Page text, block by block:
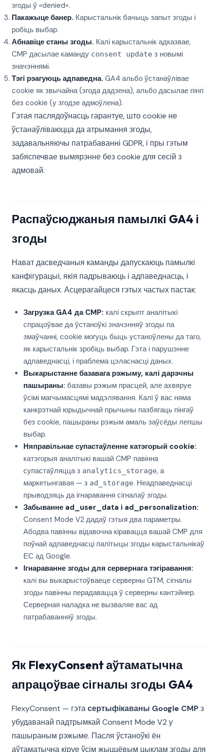
згоды ў «denied».
Пакажыце банер. Карыстальнік бачыць запыт згоды і
робіць выбар.
Абнавіце станы згоды. Калі карыстальнік адказвае,
CMP дасылае каманду consent update з новымі
значэннямі.
Тэгі рэагуюць адпаведна. GA4 альбо ўстанаўлівае
cookie як звычайна (згода дадзена), альбо дасылае пінгі
без cookie (у згодзе адмоўлена).
Гэтая паслядоўнасць гарантуе, што cookie не
ўстанаўліваюцца да атрымання згоды,
задавальняючы патрабаванні GDPR, і пры гэтым
забяспечвае вымярэнне без cookie для сесій з
адмовай.
Распаўсюджаныя памылкі GA4 і
згоды
Нават дасведчаныя каманды дапускаюць памылкі
канфігурацыі, якія падрываюць і адпаведнасць, і
якасць даных. Асцерагайцеся гэтых частых пастак:
Загрузка GA4 да CMP: калі скрыпт аналітыкі
спрацоўвае да ўстаноўкі значэнняў згоды па
змаўчанні, cookie могуць быць устаноўлены да таго,
як карыстальнік зробіць выбар. Гэта і парушэнне
адпаведнасці, і праблема цэласнасці даных.
Выкарыстанне базавага рэжыму, калі дарэчны
пашыраны: базавы рэжым прасцей, але ахвяруе
ўсімі магчымасцямі мадэлявання. Калі ў вас няма
канкрэтнай юрыдычнай прычыны пазбягаць пінгаў
без cookie, пашыраны рэжым амаль заўсёды лепшы
выбар.
Няправільнае супастаўленне катэгорый cookie:
катэгорыя аналітыкі вашай CMP павінна
супастаўляцца з analytics_storage, а
маркетынгавая — з ad_storage. Неадпаведнасці
прыводзяць да ігнаравання сігналаў згоды.
Забыванне ad_user_data і ad_personalization:
Consent Mode V2 дадаў гэтыя два параметры.
Абодва павінны відавочна кіравацца вашай CMP для
поўнай адпаведнасці палітыцы згоды карыстальнікаў
ЕС ад Google.
Ігнараванне згоды для сервернага тэгіравання:
калі вы выкарыстоўваеце серверны GTM, сігналы
згоды павінны перадавацца ў серверны кантэйнер.
Серверная наладка не вызваляе вас ад
патрабаванняў згоды.
Як FlexyConsent аўтаматычна
апрацоўвае сігналы згоды GA4
FlexyConsent — гэтасертыфікаваны Google CMPз
убудаванай падтрымкай Consent Mode V2 у
пашыраным рэжыме. Пасля ўстаноўкі ён
аўтаматычна кіруе ўсім жыццёвым цыклам згоды для